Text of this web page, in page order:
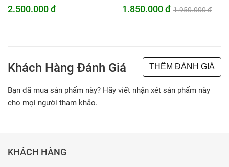
2.500.000 đ 1.850.000 đ 1.950.000 đ
Khách Hàng Đánh Giá THÊM ĐÁNH GIÁ
Bạn đã mua sản phẩm này? Hãy viết nhận xét sản phẩm này
cho mọi người tham khảo.
KHÁCH HÀNG